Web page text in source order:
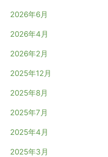
2026年6月
2026年4月
2026年2月
2025年12月
2025年8月
2025年7月
2025年4月
2025年3月